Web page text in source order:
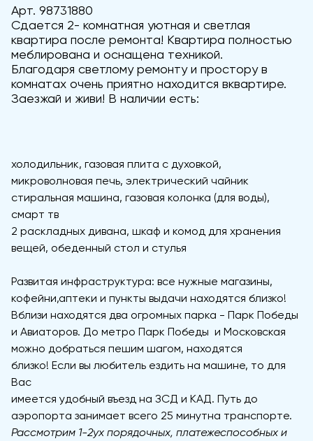
Арт. 98731880
Сдается 2- комнатная уютная и светлая
квартира после ремонта! Квартира полностью
меблирована и оснащена техникой.
Благодаря светлому ремонту и простору в
комнатах очень приятно находится вквартире.
Заезжай и живи! В наличии есть:
холодильник, газовая плита с духовкой,
микроволновая печь, электрический чайник
стиральная машина, газовая колонка (для воды),
смарт тв
2 раскладных дивана, шкаф и комод для хранения
вещей, обеденный стол и стулья
Развитая инфраструктура: все нужные магазины,
кофейни,аптеки и пункты выдачи находятся близко!
Вблизи находятся два огромных парка - Парк Победы
и Авиаторов. До метро Парк Победы и Московская
можно добраться пешим шагом, находятся
близко! Если вы любитель ездить на машине, то для
Вас
имеется удобный въезд на ЗСД и КАД. Путь до
аэропорта занимает всего 25 минутна транспорте.
Рассмотрим 1-2ух порядочных, платежеспособных и